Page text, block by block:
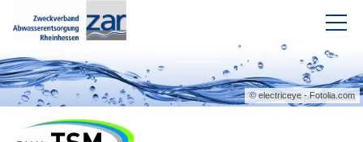
Intranet
Aktuelles
© electriceye - Fotolia.com